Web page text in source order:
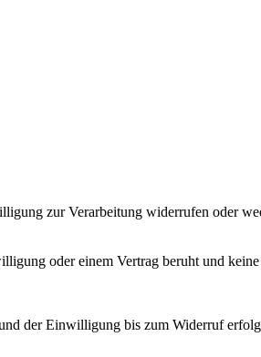
zur Verarbeitung widerrufen oder
oder einem Vertrag beruht und
der Einwilligung bis zum Widerruf